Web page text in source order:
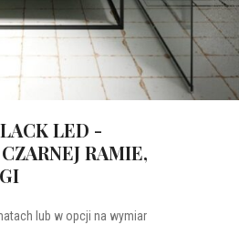
LED -
RAMIE,
lub w opcji na wymiar